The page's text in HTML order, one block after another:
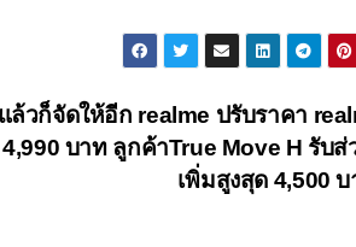
ล้วก็จัดให้อีก realme ปรับราคา
4,990 บาท ลูกค้าTrue Move H รับ
เพิ่มสูงสุด 4,500